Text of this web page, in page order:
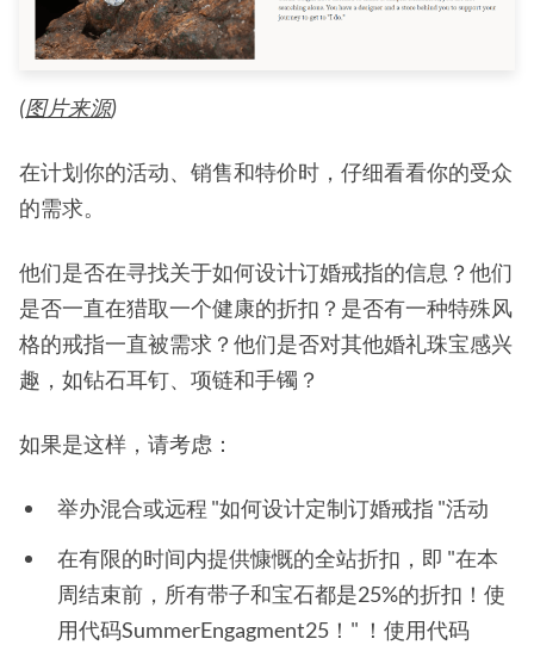
(图片来源)
在计划你的活动、销售和特价时，仔细看看你的受众
的需求。
他们是否在寻找关于如何设计订婚戒指的信息？他们
是否一直在猎取一个健康的折扣？是否有一种特殊风
格的戒指一直被需求？他们是否对其他婚礼珠宝感兴
趣，如钻石耳钉、项链和手镯？
如果是这样，请考虑：
举办混合或远程 "如何设计定制订婚戒指 "活动
在有限的时间内提供慷慨的全站折扣，即 "在本
周结束前，所有带子和宝石都是25%的折扣！使
用代码SummerEngagment25！" ！使用代码